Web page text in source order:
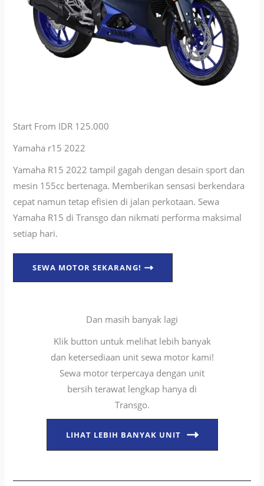
Start From IDR 125.000
Yamaha r15 2022
Yamaha R15 2022 tampil gagah dengan desain sport dan
mesin 155cc bertenaga. Memberikan sensasi berkendara
cepat namun tetap efisien di jalan perkotaan. Sewa
Yamaha R15 di Transgo dan nikmati performa maksimal
setiap hari.
SEWA MOTOR SEKARANG!
Dan masih banyak lagi
Klik button untuk melihat lebih banyak
dan ketersediaan unit sewa motor kami!
Sewa motor terpercaya dengan unit
bersih terawat lengkap hanya di
Transgo.
LIHAT LEBIH BANYAK UNIT